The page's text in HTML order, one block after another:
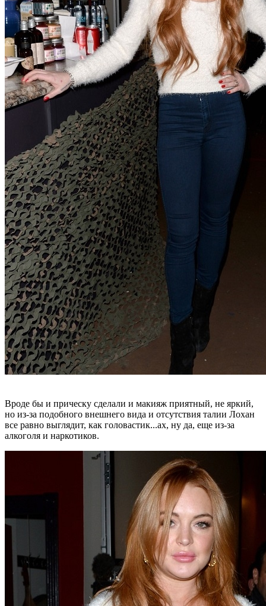
Вроде бы и прическу сделали и макияж приятный, не яркий,
но из-за подобного внешнего вида и отсутствия талии Лохан
все равно выглядит, как головастик...ах, ну да, еще из-за
алкоголя и наркотиков.